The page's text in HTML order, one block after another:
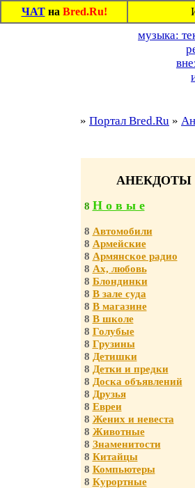
ЧАТ на Bred.Ru!
музыка:
» Портал Bred.Ru »
АНЕКДОТЫ
8 Н о в ы е
8 Автомобили
8 Армейские
8 Армянское радио
8 Ах, любовь
8 Блондинки
8 В зале суда
8 В магазине
8 В школе
8 Голубые
8 Грузины
8 Детишки
8 Детки и предки
8 Доска объявлений
8 Друзья
8 Евреи
8 Жених и невеста
8 Животные
8 Знаменитости
8 Китайцы
8 Компьютеры
8 Курортные